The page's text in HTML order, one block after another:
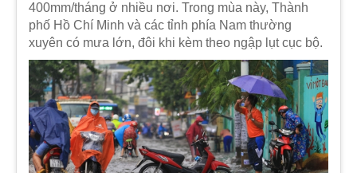
400mm/tháng ở nhiều nơi. Trong mùa này, Thành
phố Hồ Chí Minh và các tỉnh phía Nam thường
xuyên có mưa lớn, đôi khi kèm theo ngập lụt cục bộ.